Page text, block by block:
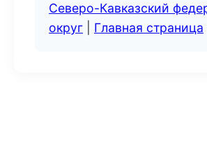
Северо-Кавказский
округ
Главная страница